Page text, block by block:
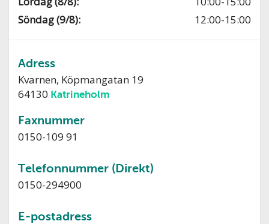
Söndag (9/8):
12:00-15:00
Adress
Kvarnen, Köpmangatan 19
64130 Katrineholm
Faxnummer
0150-109 91
Telefonnummer (Direkt)
0150-294900
E-postadress